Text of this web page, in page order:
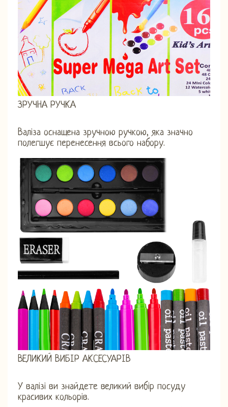
ЗРУЧНА РУЧКА
Валіза оснащена зручною ручкою, яка значно
полегшує перенесення всього набору.
ВЕЛИКИЙ ВИБІР АКСЕСУАРІВ
У валізі ви знайдете великий вибір посуду
красивих кольорів.